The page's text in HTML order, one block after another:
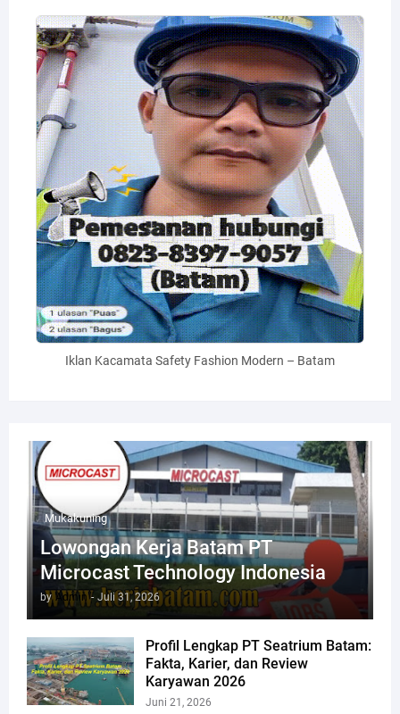
Iklan Kacamata Safety Fashion Modern – Batam
Mukakuning
Lowongan Kerja Batam PT
Microcast Technology Indonesia
by Admin - Juli 31, 2026
Profil Lengkap PT Seatrium Batam:
Fakta, Karier, dan Review
Karyawan 2026
Juni 21, 2026